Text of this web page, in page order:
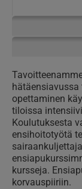
opettaminen
tiloissa
Koulutuksesta
ensihoitotyötä
kursseja.
korvauspiiriin.